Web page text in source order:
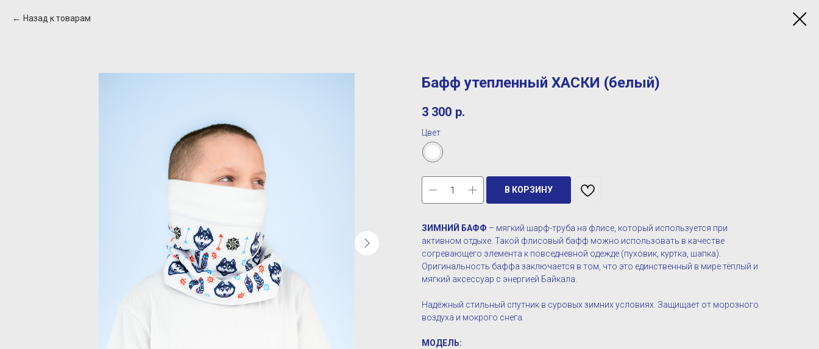
Назад к товарам
Бафф утепленный ХАСКИ (белый)
3 300 р.
Цвет
В КОРЗИНУ
ЗИМНИЙ БАФФ – мягкий шарф-труба на флисе, который используется при
активном отдыхе. Такой флисовый бафф можно использовать в качестве
согревающего элемента к повседневной одежде (пуховик, куртка, шапка).
Оригинальность баффа заключается в том, что это единственный в мире тёплый и
мягкий аксессуар с энергией Байкала.
Надёжный стильный спутник в суровых зимних условиях. Защищает от морозного
воздуха и мокрого снега.
МОДЕЛЬ: